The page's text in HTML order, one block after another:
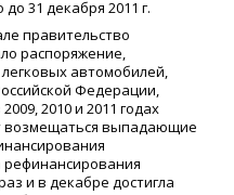
31 декабря 2011 г.
правительство
распоряжение,
автомобилей,
Федерации,
2010 и 2011 годах
возмещаться выпадающие
и в декабре достигла